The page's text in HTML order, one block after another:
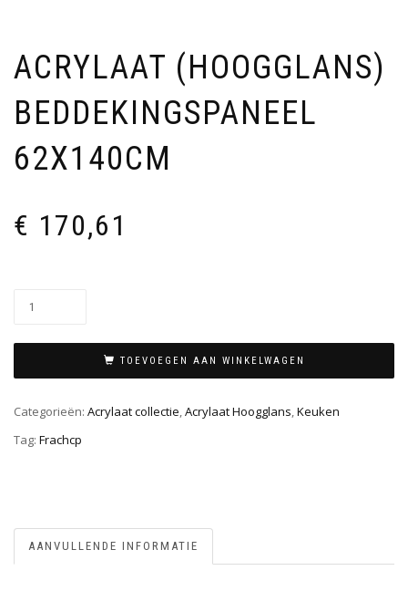
ACRYLAAT (HOOGGLANS)
BEDDEKINGSPANEEL
62X140CM
€ 170,61
TOEVOEGEN AAN WINKELWAGEN
Categorieën: Acrylaat collectie,Acrylaat Hoogglans,Keuken
Tag: Frachcp
AANVULLENDE INFORMATIE